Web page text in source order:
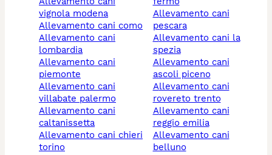
vignola modena
allevamento cani como
allevamento cani
lombardia
allevamento cani
piemonte
allevamento cani
villabate palermo
allevamento cani
caltanissetta
allevamento cani chieri
torino
allevamento cani
pescara
allevamento cani la
spezia
allevamento cani
ascoli piceno
allevamento cani
rovereto trento
allevamento cani
reggio emilia
allevamento cani
belluno